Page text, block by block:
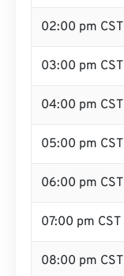
02:00 pm CST
03:00 pm CST
04:00 pm CST
05:00 pm CST
06:00 pm CST
07:00 pm CST
08:00 pm CST